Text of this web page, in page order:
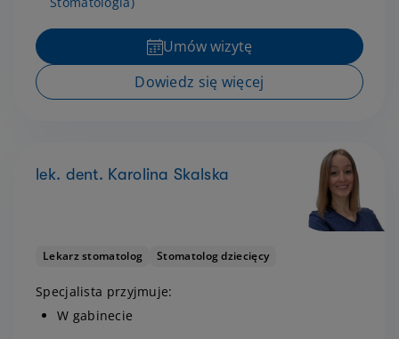
Umów wizytę
Dowiedz się więcej
lek. dent. Karolina Skalska
Lekarz stomatolog Stomatolog dziecięcy
Specjalista przyjmuje:
W gabinecie